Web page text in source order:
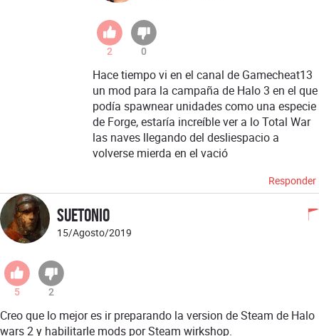
2 0
Hace tiempo vi en el canal de Gamecheat13
un mod para la campaña de Halo 3 en el que
podía spawnear unidades como una especie
de Forge, estaría increíble ver a lo Total War
las naves llegando del desliespacio a
volverse mierda en el vació
Responder
Suetonio
15/Agosto/2019
5 2
Creo que lo mejor es ir preparando la version de Steam de Halo
wars 2 y habilitarle mods por Steam wirkshop.